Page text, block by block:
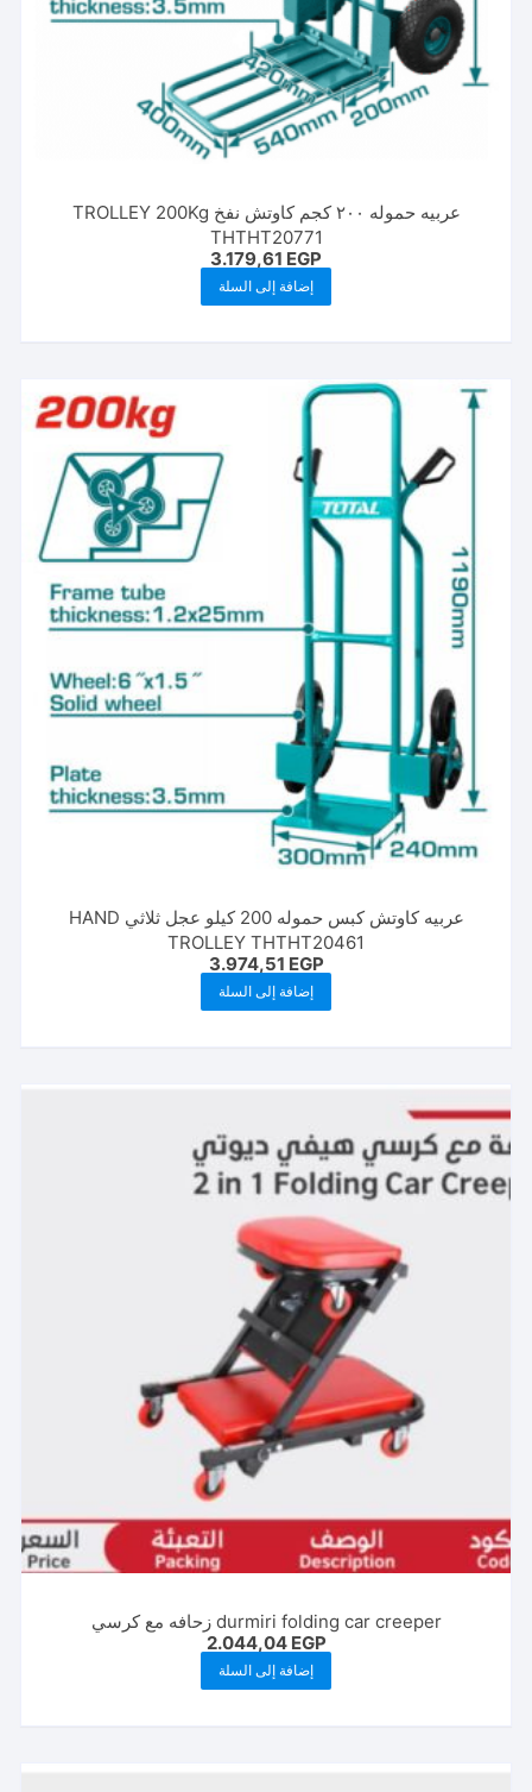
عربيه حموله ٢٠٠ كجم كاوتش نفخ TROLLEY 200Kg
THTHT20771
3.179,61 EGP
إضافة إلى السلة
عربيه كاوتش كبس حموله 200 كيلو عجل ثلاثي HAND
TROLLEY THTHT20461
3.974,51 EGP
إضافة إلى السلة
durmiri folding car creeper زحافه مع كرسي
2.044,04 EGP
إضافة إلى السلة